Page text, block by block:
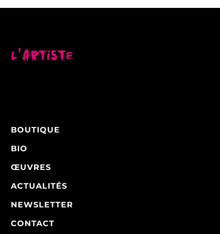
L’artiste
BOUTIQUE
BIO
ŒUVRES
ACTUALITÉS
NEWSLETTER
CONTACT